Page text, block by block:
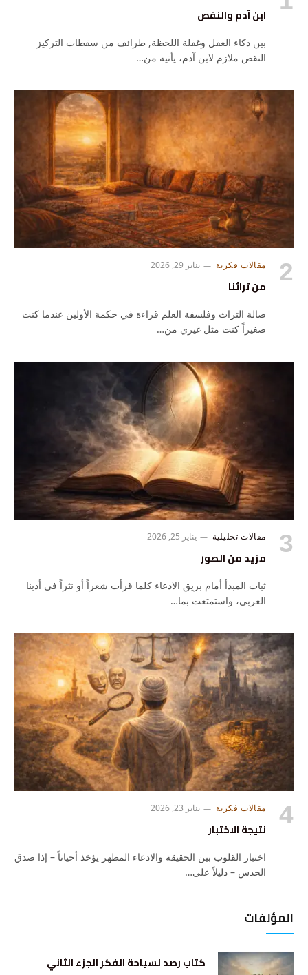
ابن آدم والنقص
بين ذكاء العقل وغفلة اللحظة, طرائف من سقطات التركيز
النقص ملازم لابن آدم، يأتيه من…
مقالات فكرية يناير 29, 2026
من تراثنا
صالة التراث وفلسفة العلم قراءة في حكمة الأولين عندما كنت
صغيراً كنت مثل غيري من…
مقالات تحليلية يناير 25, 2026
مزيد من الصور
ثبات المبدأ أمام بريق الادعاء كلما قرأت شعراً أو نثراً في أدبنا
العربي، واستمتعت بما…
مقالات فكرية يناير 23, 2026
نتيجة الاختبار
اختبار القلوب بين الحقيقة والادعاء المظهر يؤخذ أحياناً – إذا صدق
الحدس – دليلاً على…
المؤلفات
كتاب رصد لسياحة الفكر الجزء الثاني